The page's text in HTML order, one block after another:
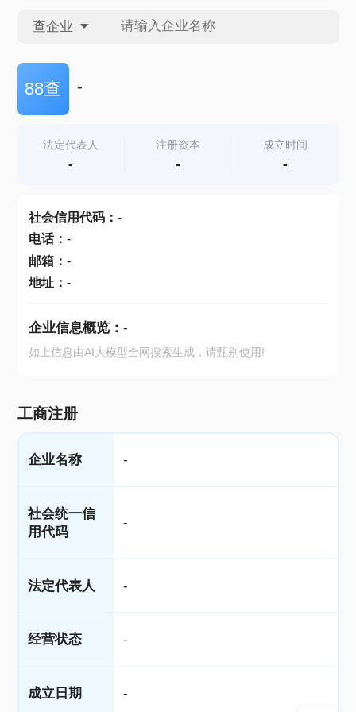
查企业
查企业
查产地
88查 -
法定代表人
-
注册资本
-
成立时间
-
社会信用代码： -
电话： -
邮箱： -
地址： -
企业信息概览： -
如上信息由AI大模型全网搜索生成，请甄别使用!
工商注册
企业名称 -
社会统一信
用代码
-
法定代表人 -
经营状态 -
成立日期 -